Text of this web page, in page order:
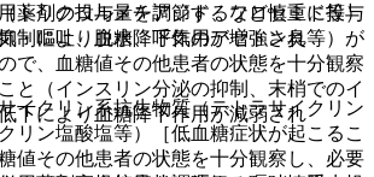
トリクロルメチアジド、フロセミド等）
・嘔吐、脱水、呼気のアセトン臭等）が
で、血糖値その他患者の状態を十分観察
と（インスリン分泌の抑制、末梢でのイ
下により血糖降下作用が減弱され
薬剤の投与量を調節するなど慎重に投与
制により血糖降下作用が増強され
イクリン系抗生物質（テトラサイクリン
リン塩酸塩等）［低血糖症状が起こるこ
値その他患者の状態を十分観察し、必要